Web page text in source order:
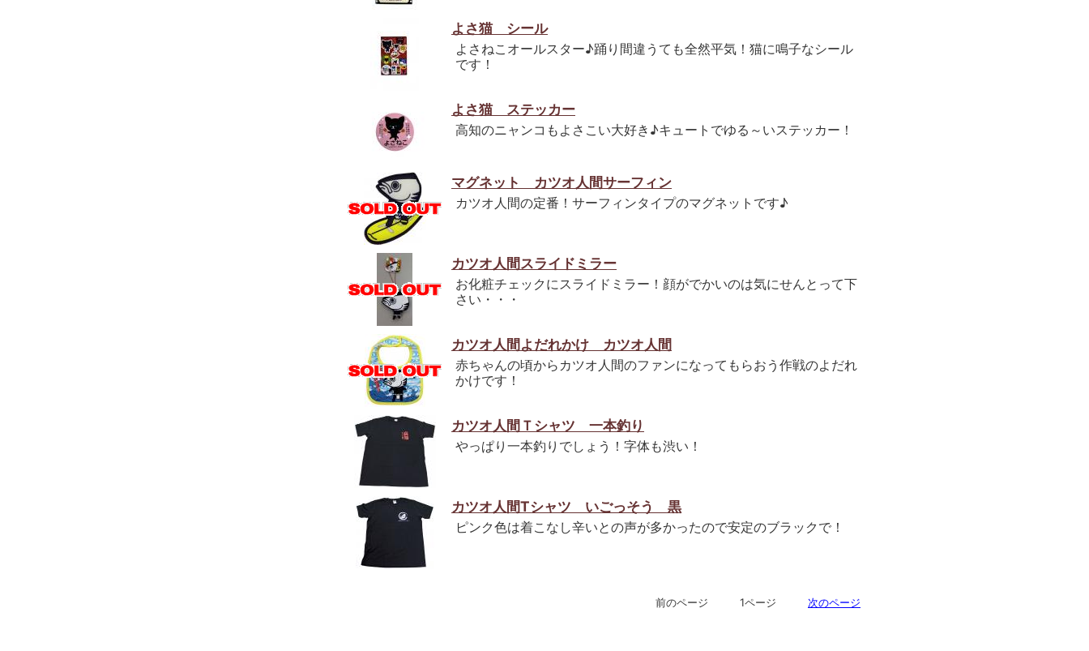
よさ猫 シール
よさねこオールスター♪踊り間違うても全然平気！猫に鳴子なシール
です！
よさ猫 ステッカー
高知のニャンコもよさこい大好き♪キュートでゆる～いステッカー！
マグネット カツオ人間サーフィン
カツオ人間の定番！サーフィンタイプのマグネットです♪
カツオ人間スライドミラー
お化粧チェックにスライドミラー！顔がでかいのは気にせんとって下
さい・・・
カツオ人間よだれかけ カツオ人間
赤ちゃんの頃からカツオ人間のファンになってもらおう作戦のよだれ
かけです！
カツオ人間Ｔシャツ 一本釣り
やっぱり一本釣りでしょう！字体も渋い！
カツオ人間Tシャツ いごっそう 黒
ピンク色は着こなし辛いとの声が多かったので安定のブラックで！
前のページ 1ページ 次のページ